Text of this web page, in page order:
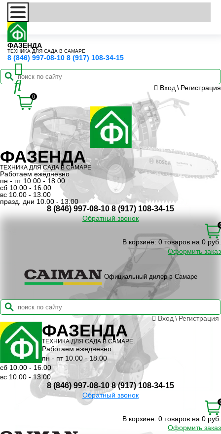
ФАЗЕНДА
ТЕХНИКА ДЛЯ САДА В САМАРЕ
8 (846) 997-08-10 8 (917) 108-34-15
0
Вход \ Регистрация
ФАЗЕНДА
ТЕХНИКА ДЛЯ САДА В САМАРЕ
Работаем ежедневно
пн - пт 10.00 - 18.00
сб 10.00 - 16.00
вс 10.00 - 13.00
празд. дни 10.00 - 13.00
8 (846) 997-08-10 8 (917) 108-34-15
Обратный звонок
В корзине: 0 товаров на 0 руб.
Оформить заказ
Официальный дилер в Самаре
Вход \ Регистрация
ФАЗЕНДА
ТЕХНИКА ДЛЯ САДА В САМАРЕ
Работаем ежедневно
пн - пт 10.00 - 18.00
сб 10.00 - 16.00
вс 10.00 - 13.00
8 (846) 997-08-10 8 (917) 108-34-15
Обратный звонок
В корзине: 0 товаров на 0 руб.
Оформить заказ